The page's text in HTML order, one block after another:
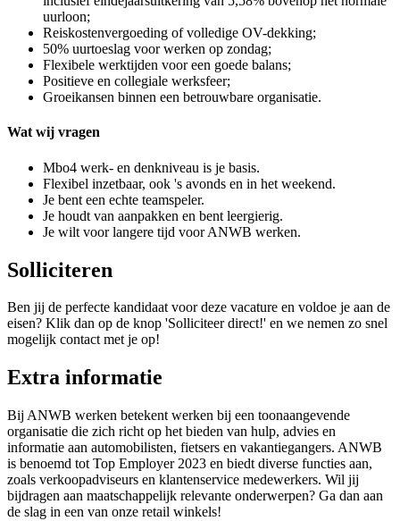
uurloon;
Reiskostenvergoeding of volledige OV-dekking;
50% uurtoeslag voor werken op zondag;
Flexibele werktijden voor een goede balans;
Positieve en collegiale werksfeer;
Groeikansen binnen een betrouwbare organisatie.
Wat wij vragen
Mbo4 werk- en denkniveau is je basis.
Flexibel inzetbaar, ook 's avonds en in het weekend.
Je bent een echte teamspeler.
Je houdt van aanpakken en bent leergierig.
Je wilt voor langere tijd voor ANWB werken.
Solliciteren
Ben jij de perfecte kandidaat voor deze vacature en voldoe je aan de
eisen? Klik dan op de knop 'Solliciteer direct!' en we nemen zo snel
mogelijk contact met je op!
Extra informatie
Bij ANWB werken betekent werken bij een toonaangevende
organisatie die zich richt op het bieden van hulp, advies en
informatie aan automobilisten, fietsers en vakantiegangers. ANWB
is benoemd tot Top Employer 2023 en biedt diverse functies aan,
zoals verkoopadviseurs en klantenservice medewerkers. Wil jij
bijdragen aan maatschappelijk relevante onderwerpen? Ga dan aan
de slag in een van onze retail winkels!